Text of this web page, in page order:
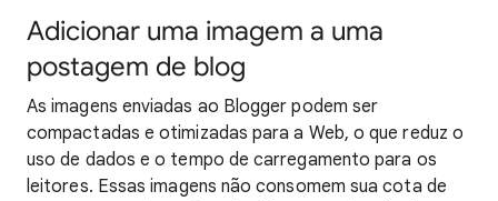
Adicionar uma imagem a uma
postagem de blog
As imagens enviadas ao Blogger podem ser
compactadas e otimizadas para a Web, o que reduz o
uso de dados e o tempo de carregamento para os
leitores. Essas imagens não consomem sua cota de